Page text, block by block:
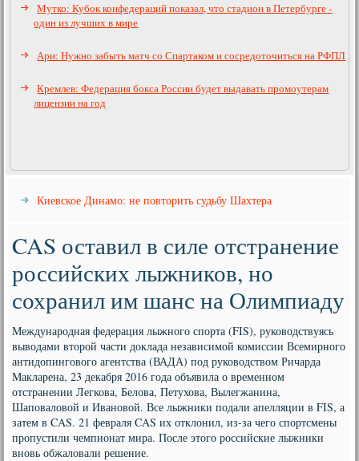
Мутко: Кубок конфедераций показал, что стадион в Петербурге -
один из лучших в мире
Ари: Нужно забыть матч со Спартаком и сосредоточиться на РФПЛ
Кремлев: Федерация бокса России будет выдавать промоутерам
лицензии на год
Киевское Динамо: не повторить судьбу Шахтера
CAS оставил в силе отстранение
российских лыжников, но
сохранил им шанс на Олимпиаду
Международная федерация лыжного спорта (FIS), руководствуясь
выводами второй части доклада независимой комиссии Всемирного
антидопингового агентства (ВАДА) под руководством Ричарда
Макларена, 23 декабря 2016 года объявила о временном
отстранении Легкова, Белова, Петухова, Вылегжанина,
Шаповаловой и Ивановой. Все лыжники подали апелляции в FIS, а
затем в CAS. 21 февраля CAS их отклонил, из-за чего спортсмены
пропустили чемпионат мира. После этого российские лыжники
вновь обжаловали решение.